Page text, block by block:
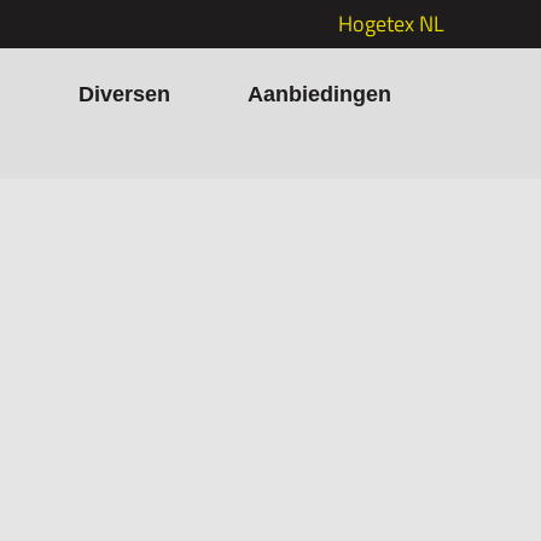
Hogetex NL
Diversen Aanbiedingen